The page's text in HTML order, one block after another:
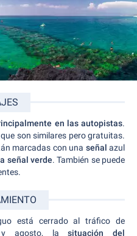
en las autopistas.
son similares pero gratuitas.
marcadas con una señal azul
señal verde. También se puede
está cerrado al tráfico de
agosto, la situación del